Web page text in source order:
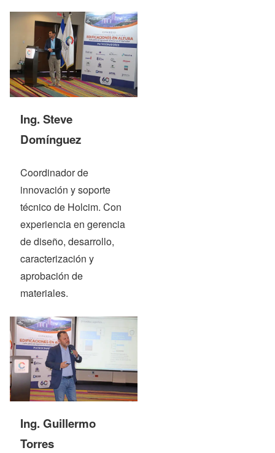
Ing. Steve
Domínguez
Coordinador de
innovación y soporte
técnico de Holcim. Con
experiencia en gerencia
de diseño, desarrollo,
caracterización y
aprobación de
materiales.
Ing. Guillermo
Torres